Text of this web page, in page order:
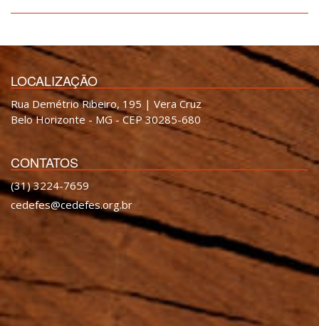
LOCALIZAÇÃO
Rua Demétrio Ribeiro, 195 | Vera Cruz
Belo Horizonte - MG - CEP 30285-680
CONTATOS
(31) 3224-7659
cedefes@cedefes.org.br